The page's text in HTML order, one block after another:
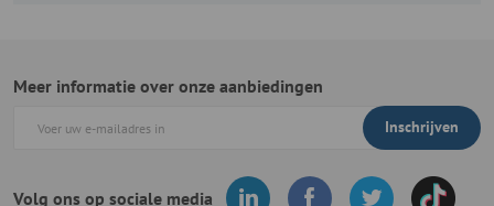
Meer informatie over onze aanbiedingen
Inschrijven
Volg ons op sociale media